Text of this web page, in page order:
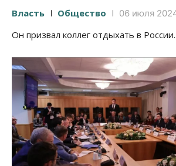
Власть Общество 06 июля
Он призвал коллег отдыхать в России.